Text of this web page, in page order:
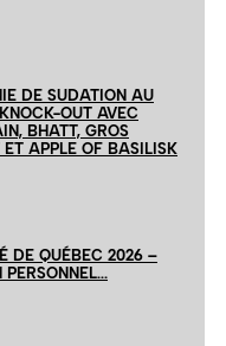
DE SUDATION AU
OUT AVEC
BHATT, GROS
ET APPLE OF BASILISK
DE QUÉBEC 2026 –
PERSONNEL…